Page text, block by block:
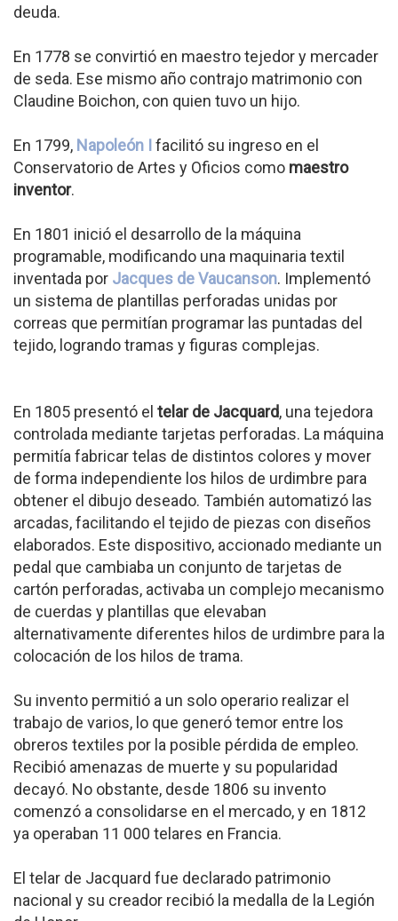
deuda.
En 1778 se convirtió en maestro tejedor y mercader
de seda. Ese mismo año contrajo matrimonio con
Claudine Boichon, con quien tuvo un hijo.
En 1799, Napoleón I facilitó su ingreso en el
Conservatorio de Artes y Oficios como maestro
inventor.
En 1801 inició el desarrollo de la máquina
programable, modificando una maquinaria textil
inventada por Jacques de Vaucanson. Implementó
un sistema de plantillas perforadas unidas por
correas que permitían programar las puntadas del
tejido, logrando tramas y figuras complejas.
En 1805 presentó el telar de Jacquard, una tejedora
controlada mediante tarjetas perforadas. La máquina
permitía fabricar telas de distintos colores y mover
de forma independiente los hilos de urdimbre para
obtener el dibujo deseado. También automatizó las
arcadas, facilitando el tejido de piezas con diseños
elaborados. Este dispositivo, accionado mediante un
pedal que cambiaba un conjunto de tarjetas de
cartón perforadas, activaba un complejo mecanismo
de cuerdas y plantillas que elevaban
alternativamente diferentes hilos de urdimbre para la
colocación de los hilos de trama.
Su invento permitió a un solo operario realizar el
trabajo de varios, lo que generó temor entre los
obreros textiles por la posible pérdida de empleo.
Recibió amenazas de muerte y su popularidad
decayó. No obstante, desde 1806 su invento
comenzó a consolidarse en el mercado, y en 1812
ya operaban 11 000 telares en Francia.
El telar de Jacquard fue declarado patrimonio
nacional y su creador recibió la medalla de la Legión